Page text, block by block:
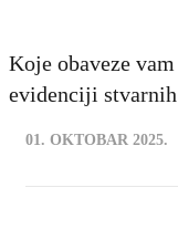
Koje obaveze
evidenciji
01. OKTOBAR 2025.